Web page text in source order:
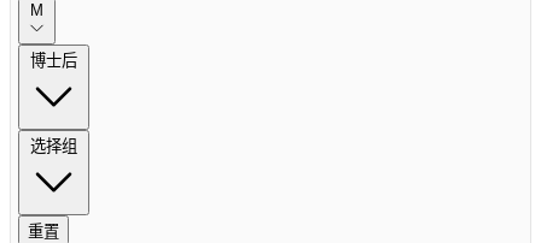
M
博士后
选择组
重置